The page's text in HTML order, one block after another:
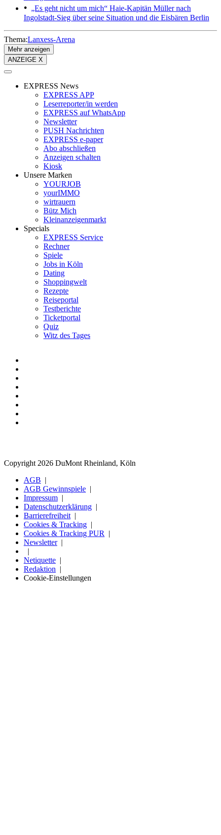
„Es geht nicht um mich“ Haie-Kapitän Müller nach
Ingolstadt-Sieg über seine Situation und die Eisbären Berlin
Thema:Lanxess-Arena
Mehr anzeigen
ANZEIGE X
EXPRESS News
EXPRESS APP
Leserreporter/in werden
EXPRESS auf WhatsApp
Newsletter
PUSH Nachrichten
EXPRESS e-paper
Abo abschließen
Anzeigen schalten
Kiosk
Unsere Marken
YOURJOB
yourIMMO
wirtrauern
Bütz Mich
Kleinanzeigenmarkt
Specials
EXPRESS Service
Rechner
Spiele
Jobs in Köln
Dating
Shoppingwelt
Rezepte
Reiseportal
Testberichte
Ticketportal
Quiz
Witz des Tages
Copyright 2026 DuMont Rheinland, Köln
AGB
AGB Gewinnspiele
Impressum
Datenschutzerklärung
Barrierefreiheit
Cookies & Tracking
Cookies & Tracking PUR
Newsletter
Netiquette
Redaktion
Cookie-Einstellungen